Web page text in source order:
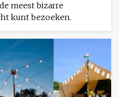
meest bizarre
kunt bezoeken.